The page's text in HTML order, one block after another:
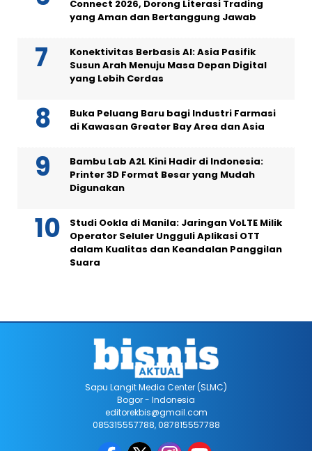
Connect 2026, Dorong Literasi Trading
yang Aman dan Bertanggung Jawab
Konektivitas Berbasis AI: Asia Pasifik
Susun Arah Menuju Masa Depan Digital
yang Lebih Cerdas
Buka Peluang Baru bagi Industri Farmasi
di Kawasan Greater Bay Area dan Asia
Bambu Lab A2L Kini Hadir di Indonesia:
Printer 3D Format Besar yang Mudah
Digunakan
Studi Ookla di Manila: Jaringan VoLTE Milik
Operator Seluler Ungguli Aplikasi OTT
dalam Kualitas dan Keandalan Panggilan
Suara
Sapu Langit Media Center (SLMC)
Bogor - Indonesia
editorekbis@gmail.com
085315557788, 087815557788